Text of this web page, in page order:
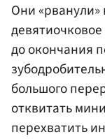
Они «рванули»
до окончания
большого
отквитать
перехватить